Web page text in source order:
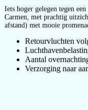
Iets hoger gelegen tegen
Carmen, met prachtig
afstand) met mooie
Retourvluchten
Aantal
Verzorging naar